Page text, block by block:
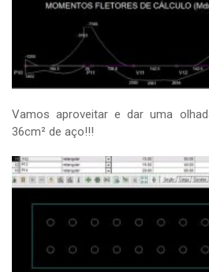
Vamos aproveitar e dar uma
36cm² de aço!!!